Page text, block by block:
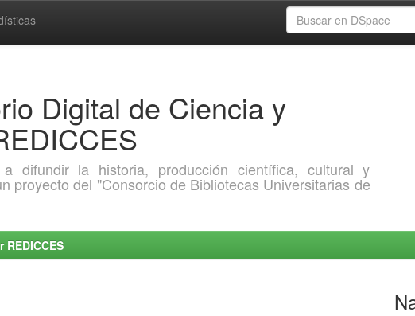
Digital de Ciencia y
difundir la historia, producción científica, cultural y
proyecto del "Consorcio de Bibliotecas Universitarias de